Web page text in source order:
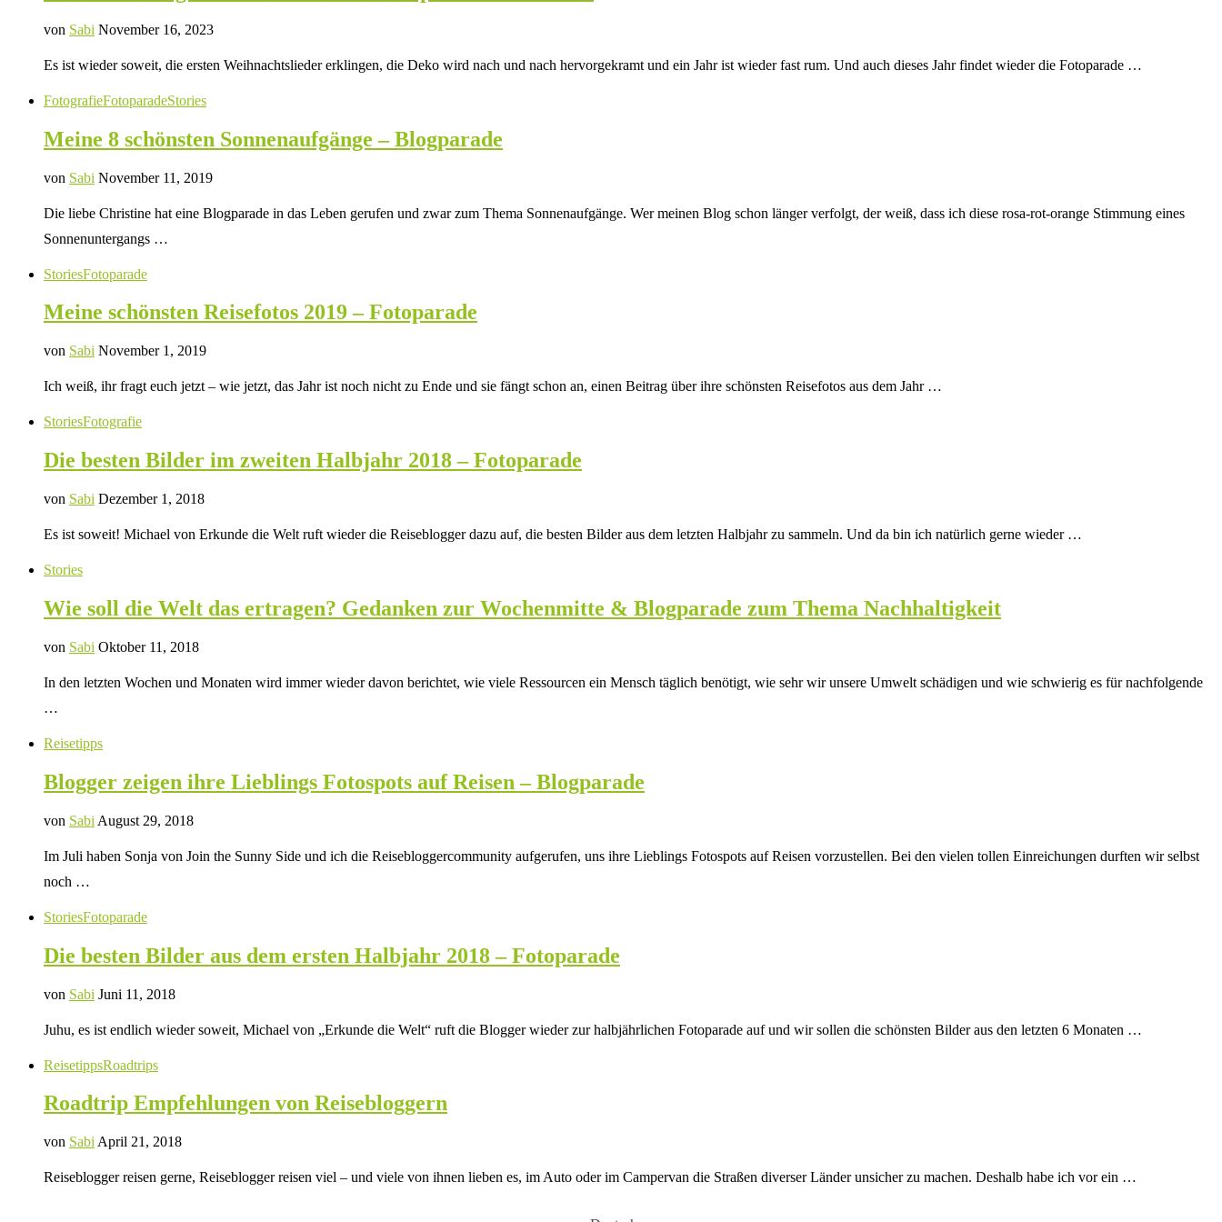
von Sabi November 16, 2023
Es ist wieder soweit, die ersten Weihnachtslieder erklingen, die Deko wird nach und nach hervorgekramt und ein Jahr ist wieder fast rum. Und auch dieses Jahr findet wieder die Fotoparade …
FotografieFotoparadeStories
Meine 8 schönsten Sonnenaufgänge – Blogparade
von Sabi November 11, 2019
Die liebe Christine hat eine Blogparade in das Leben gerufen und zwar zum Thema Sonnenaufgänge. Wer meinen Blog schon länger verfolgt, der weiß, dass ich diese rosa-rot-orange Stimmung eines
Sonnenuntergangs …
StoriesFotoparade
Meine schönsten Reisefotos 2019 – Fotoparade
von Sabi November 1, 2019
Ich weiß, ihr fragt euch jetzt – wie jetzt, das Jahr ist noch nicht zu Ende und sie fängt schon an, einen Beitrag über ihre schönsten Reisefotos aus dem Jahr …
StoriesFotografie
Die besten Bilder im zweiten Halbjahr 2018 – Fotoparade
von Sabi Dezember 1, 2018
Es ist soweit! Michael von Erkunde die Welt ruft wieder die Reiseblogger dazu auf, die besten Bilder aus dem letzten Halbjahr zu sammeln. Und da bin ich natürlich gerne wieder …
Stories
Wie soll die Welt das ertragen? Gedanken zur Wochenmitte & Blogparade zum Thema Nachhaltigkeit
von Sabi Oktober 11, 2018
In den letzten Wochen und Monaten wird immer wieder davon berichtet, wie viele Ressourcen ein Mensch täglich benötigt, wie sehr wir unsere Umwelt schädigen und wie schwierig es für nachfolgende
…
Reisetipps
Blogger zeigen ihre Lieblings Fotospots auf Reisen – Blogparade
von Sabi August 29, 2018
Im Juli haben Sonja von Join the Sunny Side und ich die Reisebloggercommunity aufgerufen, uns ihre Lieblings Fotospots auf Reisen vorzustellen. Bei den vielen tollen Einreichungen durften wir selbst
noch …
StoriesFotoparade
Die besten Bilder aus dem ersten Halbjahr 2018 – Fotoparade
von Sabi Juni 11, 2018
Juhu, es ist endlich wieder soweit, Michael von „Erkunde die Welt“ ruft die Blogger wieder zur halbjährlichen Fotoparade auf und wir sollen die schönsten Bilder aus den letzten 6 Monaten …
ReisetippsRoadtrips
Roadtrip Empfehlungen von Reisebloggern
von Sabi April 21, 2018
Reiseblogger reisen gerne, Reiseblogger reisen viel – und viele von ihnen lieben es, im Auto oder im Campervan die Straßen diverser Länder unsicher zu machen. Deshalb habe ich vor ein …